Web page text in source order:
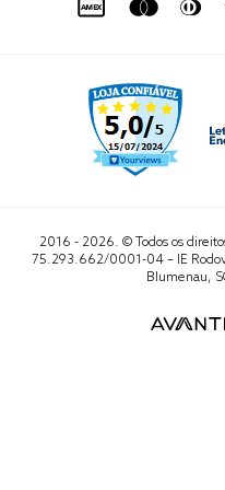
2016 - 2026. © Todos os
75.293.662/0001-04 – IE
Blumenau,